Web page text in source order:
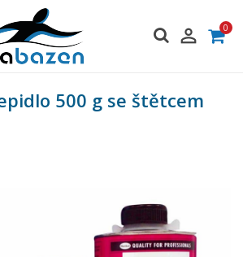
 0
500 g se štětcem